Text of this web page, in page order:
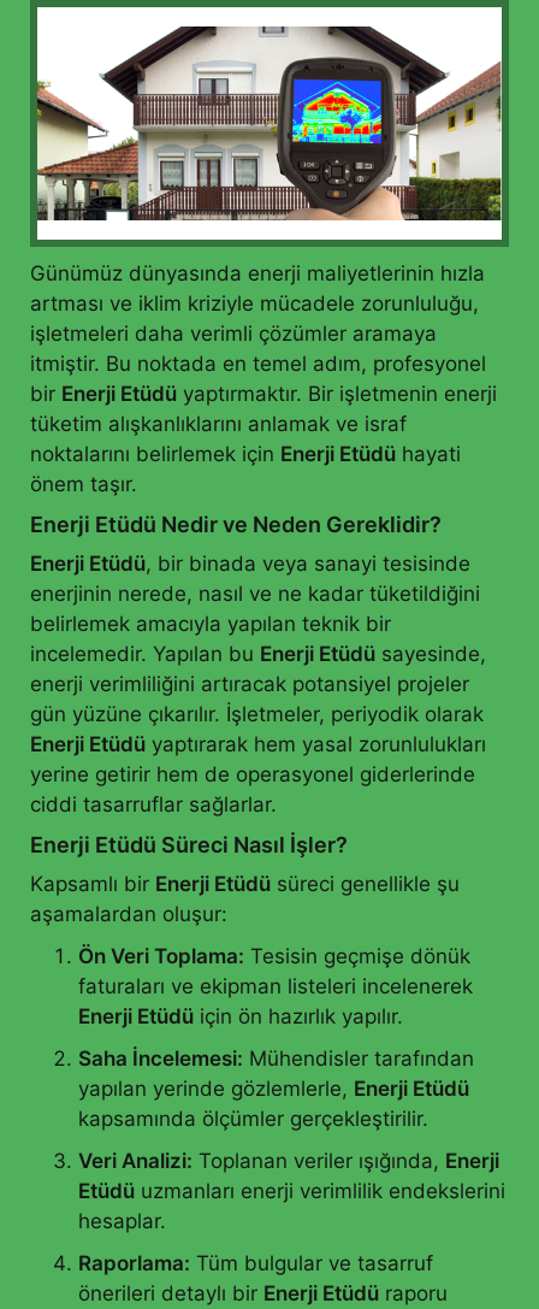
Günümüz dünyasında enerji maliyetlerinin hızla
artması ve iklim kriziyle mücadele zorunluluğu,
işletmeleri daha verimli çözümler aramaya
itmiştir. Bu noktada en temel adım, profesyonel
bir Enerji Etüdü yaptırmaktır. Bir işletmenin enerji
tüketim alışkanlıklarını anlamak ve israf
noktalarını belirlemek için Enerji Etüdü hayati
önem taşır.
Enerji Etüdü Nedir ve Neden Gereklidir?
Enerji Etüdü, bir binada veya sanayi tesisinde
enerjinin nerede, nasıl ve ne kadar tüketildiğini
belirlemek amacıyla yapılan teknik bir
incelemedir. Yapılan bu Enerji Etüdü sayesinde,
enerji verimliliğini artıracak potansiyel projeler
gün yüzüne çıkarılır. İşletmeler, periyodik olarak
Enerji Etüdü yaptırarak hem yasal zorunlulukları
yerine getirir hem de operasyonel giderlerinde
ciddi tasarruflar sağlarlar.
Enerji Etüdü Süreci Nasıl İşler?
Kapsamlı bir Enerji Etüdü süreci genellikle şu
aşamalardan oluşur:
Ön Veri Toplama: Tesisin geçmişe dönük
faturaları ve ekipman listeleri incelenerek
Enerji Etüdü için ön hazırlık yapılır.
Saha İncelemesi: Mühendisler tarafından
yapılan yerinde gözlemlerle, Enerji Etüdü
kapsamında ölçümler gerçekleştirilir.
Veri Analizi: Toplanan veriler ışığında, Enerji
Etüdü uzmanları enerji verimlilik endekslerini
hesaplar.
Raporlama: Tüm bulgular ve tasarruf
önerileri detaylı bir Enerji Etüdü raporu